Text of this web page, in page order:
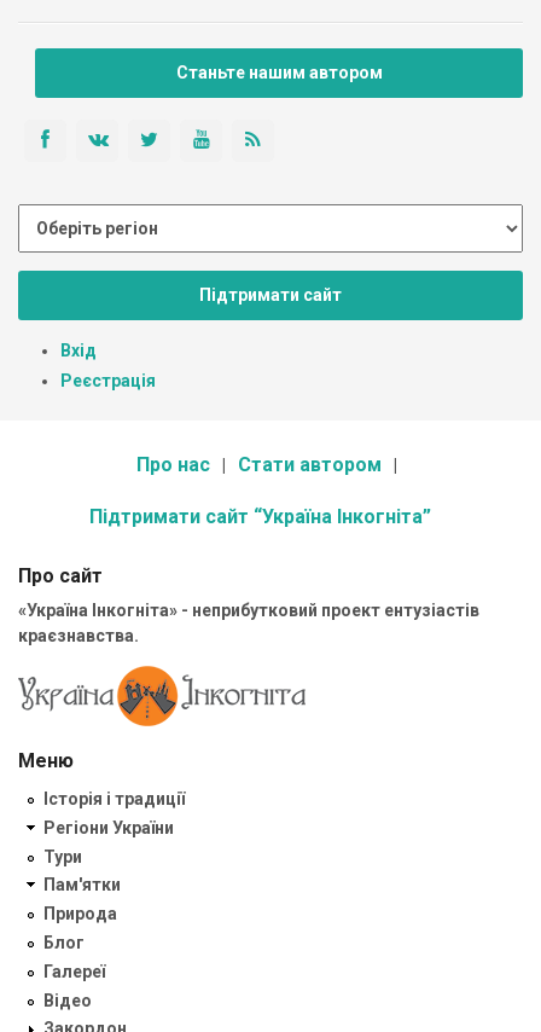
Станьте нашим автором
Підтримати сайт
Вхід
Реєстрація
Про нас Стати автором
Підтримати сайт “Україна Інкогніта”
Про сайт
«Україна Інкогніта» - неприбутковий проект ентузіастів
краєзнавства.
Меню
Історія і традиції
Регіони України
Тури
Пам'ятки
Природа
Блог
Галереї
Відео